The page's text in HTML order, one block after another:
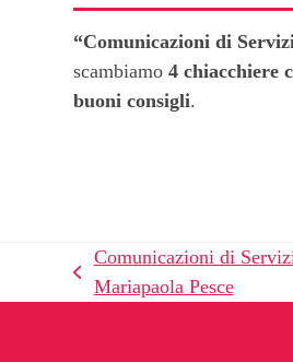
“Comunicazioni di
scambiamo4 chiacchiere
buoni consigli.
post
Comunicazioni di
Mariapaola Pesce